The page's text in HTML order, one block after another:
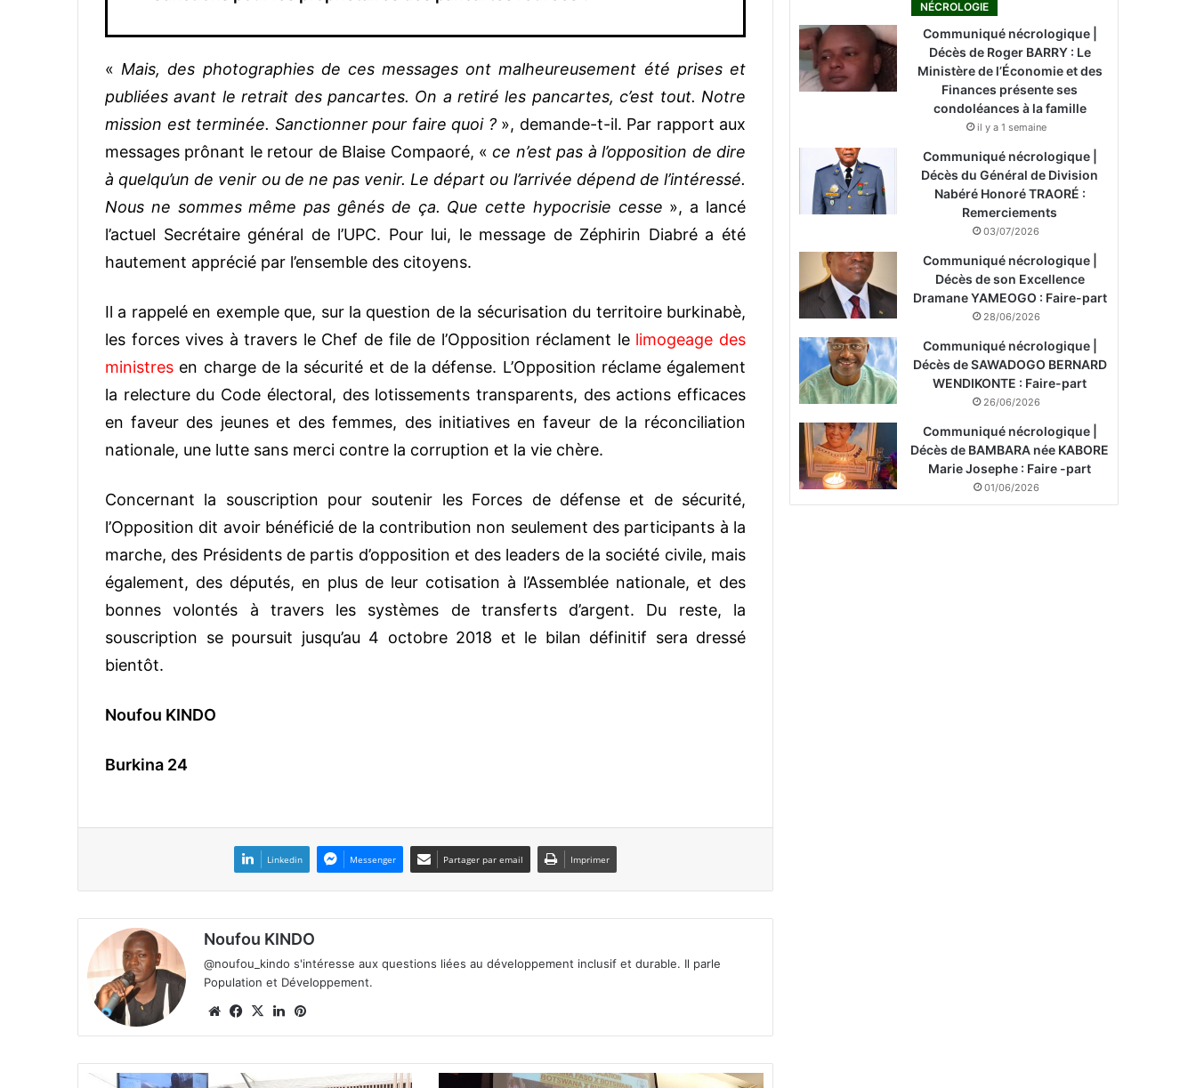
« Mais, des photographies de ces messages ont malheureusement été prises et
publiées avant le retrait des pancartes. On a retiré les pancartes, c’est tout. Notre
mission est terminée. Sanctionner pour faire quoi ? », demande-t-il. Par rapport aux
messages prônant le retour de Blaise Compaoré, «ce n’est pas à l’opposition de dire
à quelqu’un de venir ou de ne pas venir. Le départ ou l’arrivée dépend de l’intéressé.
Nous ne sommes même pas gênés de ça. Que cette hypocrisie cesse », a lancé
l’actuel Secrétaire général de l’UPC. Pour lui, le message de Zéphirin Diabré a été
hautement apprécié par l’ensemble des citoyens.
Il a rappelé en exemple que, sur la question de la sécurisation du territoire burkinabè,
les forces vives à travers le Chef de file de l’Opposition réclament le limogeage des
ministres en charge de la sécurité et de la défense. L’Opposition réclame également
la relecture du Code électoral, des lotissements transparents, des actions efficaces
en faveur des jeunes et des femmes, des initiatives en faveur de la réconciliation
nationale, une lutte sans merci contre la corruption et la vie chère.
Concernant la souscription pour soutenir les Forces de défense et de sécurité,
l’Opposition dit avoir bénéficié de la contribution non seulement des participants à la
marche, des Présidents de partis d’opposition et des leaders de la société civile, mais
également, des députés, en plus de leur cotisation à l’Assemblée nationale, et des
bonnes volontés à travers les systèmes de transferts d’argent. Du reste, la
souscription se poursuit jusqu’au 4 octobre 2018 et le bilan définitif sera dressé
bientôt.
Noufou KINDO
Burkina 24
Linkedin Messenger Partager par email Imprimer
Noufou KINDO
@noufou_kindo s'intéresse aux questions liées au développement inclusif et durable. Il parle
Population et Développement.
We
bsi
Fa
ce
ok
X
Lin
ke ter
NÉCROLOGIE
Communiqué nécrologique |
Décès de Roger BARRY : Le
Ministère de l’Économie et des
Finances présente ses
condoléances à la famille
il y a 1 semaine
Communiqué nécrologique |
Décès du Général de Division
Nabéré Honoré TRAORÉ :
Remerciements
03/07/2026
Communiqué nécrologique |
Décès de son Excellence
Dramane YAMEOGO : Faire-part
28/06/2026
Communiqué nécrologique |
Décès de SAWADOGO BERNARD
WENDIKONTE : Faire-part
26/06/2026
Communiqué nécrologique |
Décès de BAMBARA née KABORE
Marie Josephe : Faire -part
01/06/2026